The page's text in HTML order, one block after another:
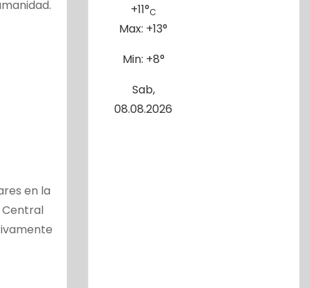
en la
Central
+11°C
Max: +13°
Min: +8°
Sab,
08.08.2026